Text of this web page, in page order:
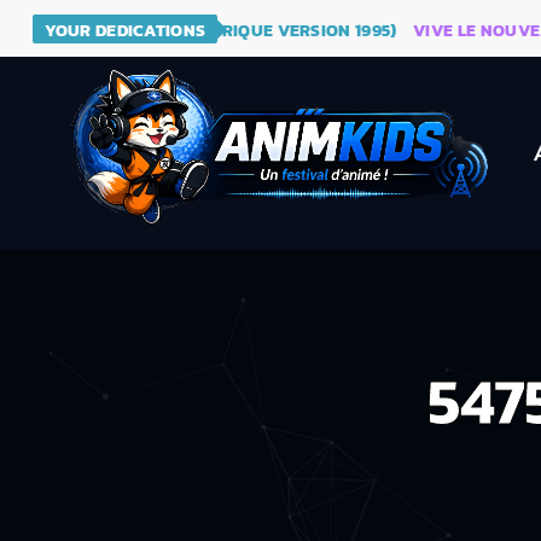
YOUR DEDICATIONS
BALL (GÉNÉRIQUE VERSION 1995) VIVE LE NOUVEAU